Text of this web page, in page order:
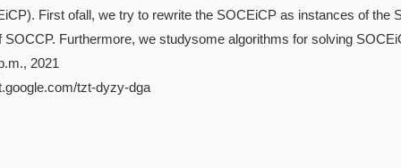
First ofall, we try to rewrite the SOCEiCP as instances of the
Furthermore, we studysome algorithms for solving
2021
tzt-dyzy-dga